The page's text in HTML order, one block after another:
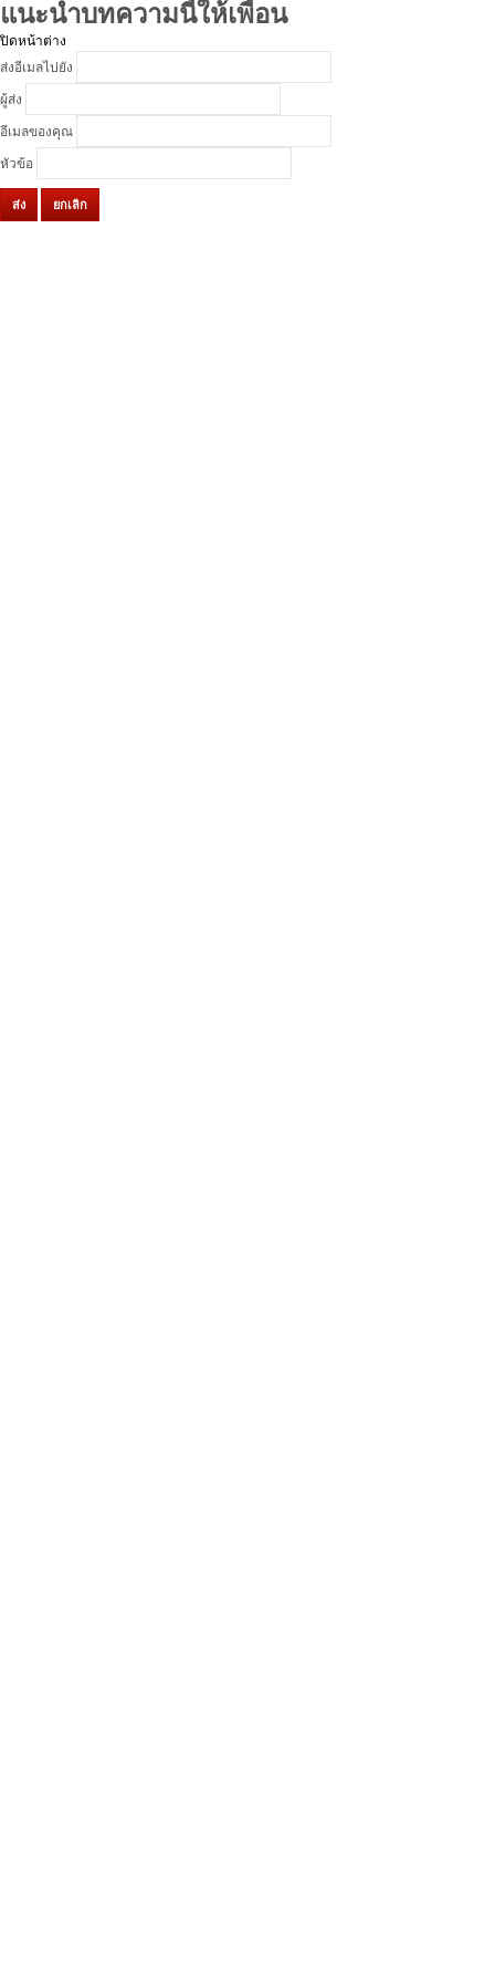
แนะนำบทความนี้ให้เพื่อน
ปิดหน้าต่าง
ส่งอีเมลไปยัง
ผู้ส่ง
อีเมลของคุณ
หัวข้อ
ส่ง ยกเลิก